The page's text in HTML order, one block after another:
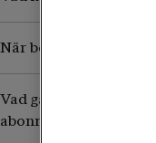
När börjar jag betala
Vad gäller utomlands
abonnemang?